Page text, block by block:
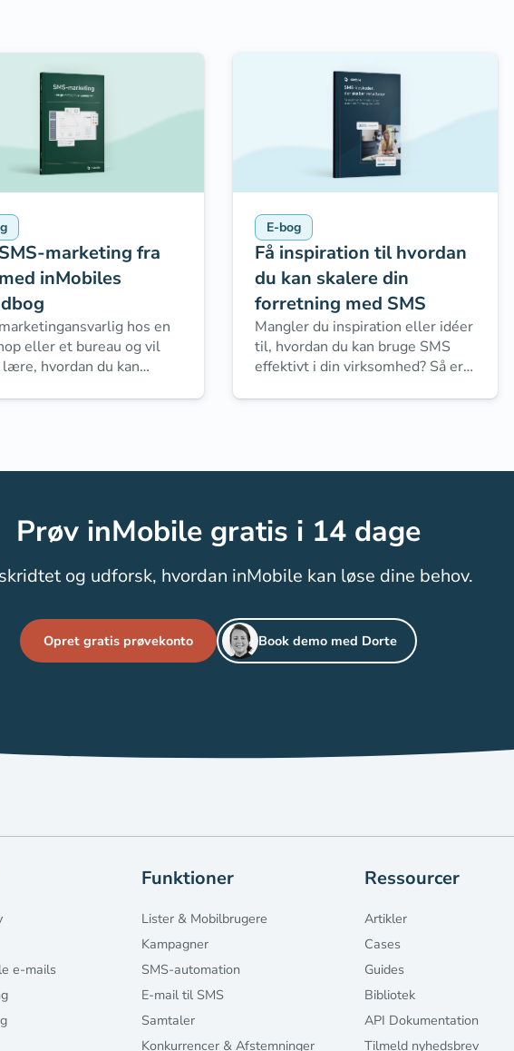
marketing fra
inMobiles
hos en
eller et bureau og vil
hvordan du kan
E-bog
Få inspiration til hvordan
du kan skalere din
forretning med SMS
Mangler du inspiration eller idéer
til, hvordan du kan bruge SMS
effektivt i din virksomhed? Så er
Prøv inMobile gratis i 14 dage
og udforsk, hvordan inMobile kan løse dine behov.
Opret gratis prøvekonto Book demo med Dorte
e-mails
Funktioner
Lister & Mobilbrugere
Kampagner
SMS-automation
E-mail til SMS
Samtaler
Konkurrencer & Afstemninger
Ressourcer
Artikler
Cases
Guides
Bibliotek
API Dokumentation
Tilmeld nyhedsbrev